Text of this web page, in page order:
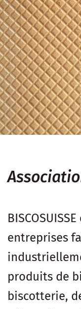
entreprises
produits de
biscotterie,